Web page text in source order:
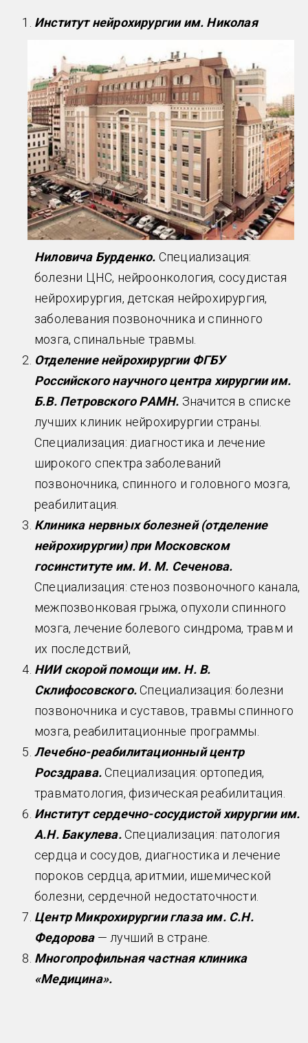
Институт нейрохирургии им. Николая
Ниловича Бурденко. Специализация:
болезни ЦНС, нейроонкология, сосудистая
нейрохирургия, детская нейрохирургия,
заболевания позвоночника и спинного
мозга, спинальные травмы.
Отделение нейрохирургии ФГБУ
Российского научного центра хирургии им.
Б.В. Петровского РАМН. Значится в списке
лучших клиник нейрохирургии страны.
Специализация: диагностика и лечение
широкого спектра заболеваний
позвоночника, спинного и головного мозга,
реабилитация.
Клиника нервных болезней (отделение
нейрохирургии) при Московском
госинституте им. И. М. Сеченова.
Специализация: стеноз позвоночного канала,
межпозвонковая грыжа, опухоли спинного
мозга, лечение болевого синдрома, травм и
их последствий,
НИИ скорой помощи им. Н. В.
Склифосовского. Специализация: болезни
позвоночника и суставов, травмы спинного
мозга, реабилитационные программы.
Лечебно-реабилитационный центр
Росздрава.Специализация: ортопедия,
травматология, физическая реабилитация.
Институт сердечно-сосудистой хирургии им.
А.Н. Бакулева. Специализация: патология
сердца и сосудов, диагностика и лечение
пороков сердца, аритмии, ишемической
болезни, сердечной недостаточности.
Центр Микрохирургии глаза им. С.Н.
Федорова— лучший в стране.
Многопрофильная частная клиника
«Медицина».